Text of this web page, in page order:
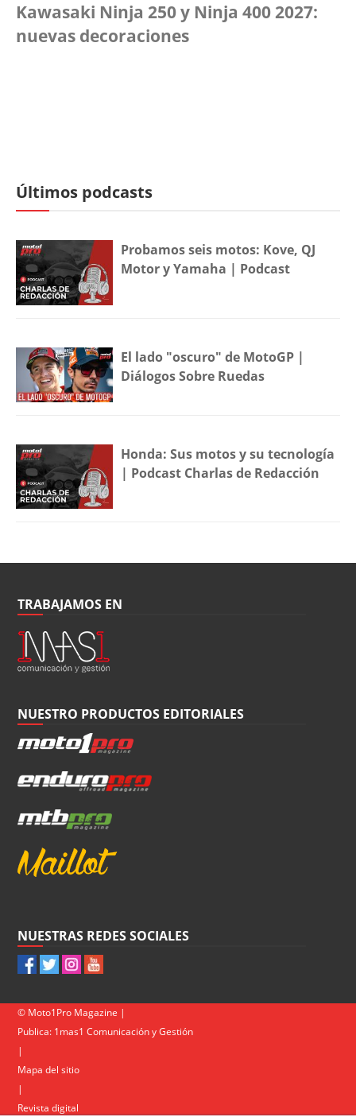
Kawasaki Ninja 250 y Ninja 400 2027:
nuevas decoraciones
Últimos podcasts
Probamos seis motos: Kove, QJ
Motor y Yamaha | Podcast
El lado "oscuro" de MotoGP |
Diálogos Sobre Ruedas
Honda: Sus motos y su tecnología
| Podcast Charlas de Redacción
TRABAJAMOS EN
NUESTRO PRODUCTOS EDITORIALES
NUESTRAS REDES SOCIALES
© Moto1Pro Magazine |
Publica: 1mas1 Comunicación y Gestión
|
Mapa del sitio
|
Revista digital